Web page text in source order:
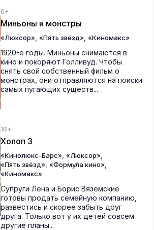
6+
Миньоны и монстры
«Люксор», «Пять звёзд», «Киномакс»
1920-е годы. Миньоны снимаются в
кино и покоряют Голливуд. Чтобы
снять свой собственный фильм о
монстрах, они отправляются на поиски
самых пугающих существ...
16+
Холоп 3
«Кинолюкс-Барс» «Люксор»
«Пять звёзд» «Формула кино»
«Киномакс»
Супруги Лена и Борис Вяземские
готовы продать семейную компанию,
развестись и скорее забыть друг
друга. Только вот у их детей совсем
другие планы...